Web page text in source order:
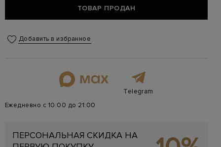
ТОВАР ПРОДАН
Добавить в избранное
Telegram
Ежедневно с 10:00 до 21:00
ПЕРСОНАЛЬНАЯ СКИДКА НА